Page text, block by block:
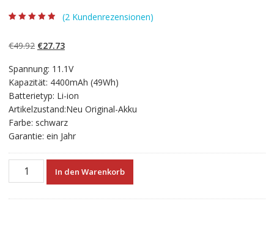
basierend auf
Kundenbewert
(2 Kundenrezensionen)
€49.92 Ursprünglicher
war:
€49.92
€27.73Aktueller
ist:
€27.73.
Spannung: 11.1V
Kapazität: 4400mAh (49Wh)
Batterietyp: Li-ion
Artikelzustand:Neu Original-Akku
Farbe: schwarz
Garantie: ein Jahr
Neuer
In den Warenkorb